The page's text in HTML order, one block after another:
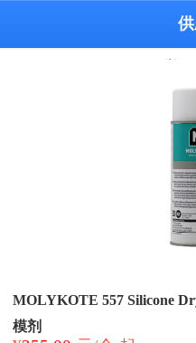
MOLYKOTE 557 Silicone
模剂